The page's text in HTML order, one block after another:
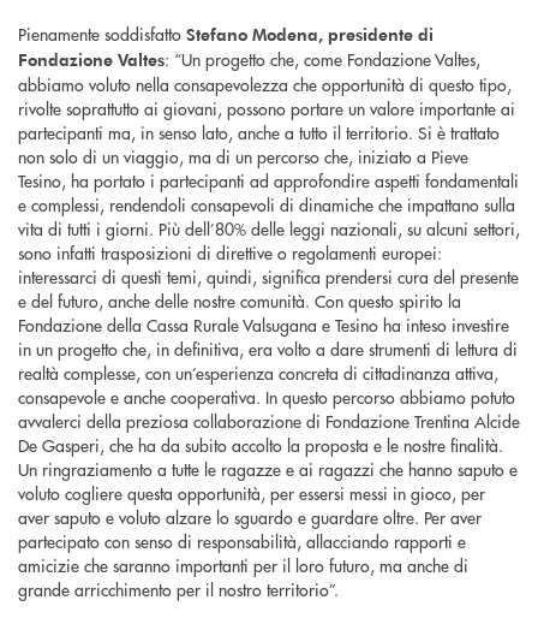
Pienamente soddisfatto Stefano Modena, presidente di
Fondazione Valtes: “Un progetto che, come Fondazione Valtes,
abbiamo voluto nella consapevolezza che opportunità di questo tipo,
rivolte soprattutto ai giovani, possono portare un valore importante ai
partecipanti ma, in senso lato, anche a tutto il territorio. Si è trattato
non solo di un viaggio, ma di un percorso che, iniziato a Pieve
Tesino, ha portato i partecipanti ad approfondire aspetti fondamentali
e complessi, rendendoli consapevoli di dinamiche che impattano sulla
vita di tutti i giorni. Più dell’80% delle leggi nazionali, su alcuni settori,
sono infatti trasposizioni di direttive o regolamenti europei:
interessarci di questi temi, quindi, significa prendersi cura del presente
e del futuro, anche delle nostre comunità. Con questo spirito la
Fondazione della Cassa Rurale Valsugana e Tesino ha inteso investire
in un progetto che, in definitiva, era volto a dare strumenti di lettura di
realtà complesse, con un’esperienza concreta di cittadinanza attiva,
consapevole e anche cooperativa. In questo percorso abbiamo potuto
avvalerci della preziosa collaborazione di Fondazione Trentina Alcide
De Gasperi, che ha da subito accolto la proposta e le nostre finalità.
Un ringraziamento a tutte le ragazze e ai ragazzi che hanno saputo e
voluto cogliere questa opportunità, per essersi messi in gioco, per
aver saputo e voluto alzare lo sguardo e guardare oltre. Per aver
partecipato con senso di responsabilità, allacciando rapporti e
amicizie che saranno importanti per il loro futuro, ma anche di
grande arricchimento per il nostro territorio”.